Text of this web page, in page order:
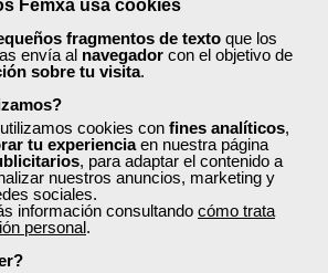
Femxa usa cookies
fragmentos de texto que los
envía al navegador con el objetivo de
sobre tu visita.
cookies con fines analíticos,
tu experienciaen nuestra página
, para adaptar el contenido a
nuestros anuncios, marketing y
sociales.
información consultando cómo trata
personal.
Fundamentos de
y fidelización
con el cliente
Online
35 horas
262,50 €
157,50 €